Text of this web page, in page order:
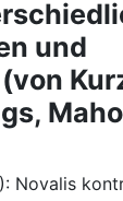
und
Novalis